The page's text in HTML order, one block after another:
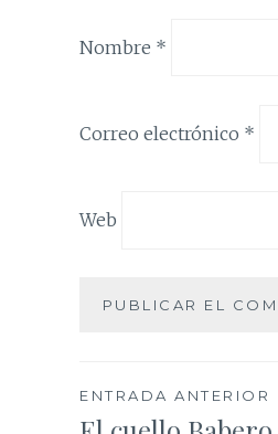
Nombre *
Correo electrónico *
Web
ENTRADA ANTERIOR